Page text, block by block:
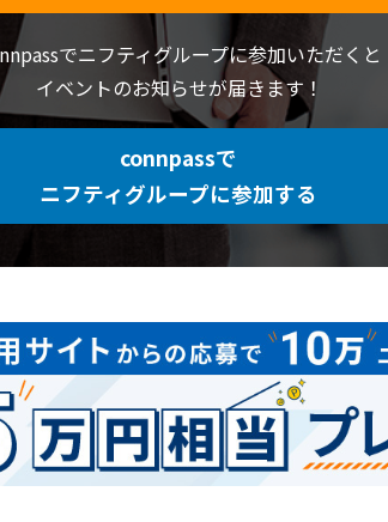
でニフティグループに参加いただくと
イベントのお知らせが届きます！
connpassで
ニフティグループに参加する